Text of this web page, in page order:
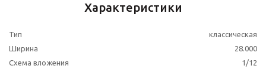
Характеристики
Тип
классическая
Ширина
28.000
Схема вложения
1/12